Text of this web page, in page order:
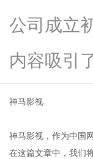
公司成立
内容吸引
神马影视
神马影视，作为中国
在这篇文章中，我们